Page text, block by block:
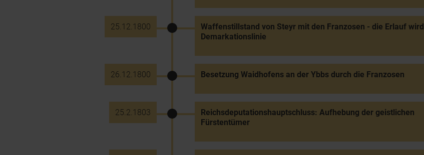
25.12.1800
Waffenstillstand von Steyr mit den Franzosen - die Erlauf wird
Demarkationslinie
26.12.1800 Besetzung Waidhofens an der Ybbs durch die Franzosen
25.2.1803
Reichsdeputationshauptschluss: Aufhebung der geistlichen
Fürstentümer